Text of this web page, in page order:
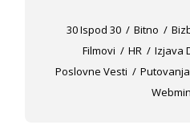
30 Ispod 30 Bitno
Filmovi
HR Izjava
Poslovne Vesti
Putovanja